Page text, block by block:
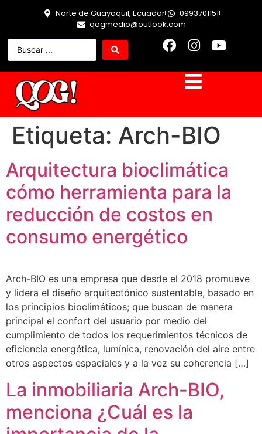
Norte de Guayaquil, Ecuador
0993701151
qogmedio@outlook.com
Etiqueta: Arch-BIO
Arquitectura bioclimática
cómo herramienta para la
reducción de costos en
consumo energético
Arch-BIO es una empresa que desde el 2018 promueve
y lidera el diseño arquitectónico sustentable, basado en
los principios bioclimáticos; que buscan de manera
principal el confort del usuario por medio del
cumplimiento de todos los requerimientos técnicos de
eficiencia energética, lumínica, renovación del aire entre
otros aspectos espaciales y a la vez su coherencia […]
La inmobiliaria Arch-BIO,
menciona ¿Cuál es la